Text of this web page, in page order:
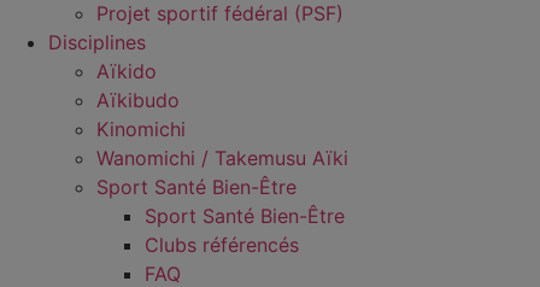
Projet sportif fédéral (PSF)
Disciplines
Aïkido
Aïkibudo
Kinomichi
Wanomichi / Takemusu Aïki
Sport Santé Bien-Être
Sport Santé Bien-Être
Clubs référencés
FAQ